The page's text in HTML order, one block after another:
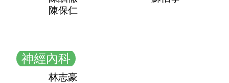
陳保仁
神經內科
林志豪